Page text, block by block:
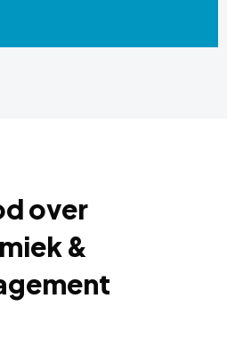
over
&